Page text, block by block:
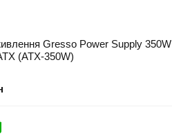
Gresso Power Supply 350W
(ATX-350W)